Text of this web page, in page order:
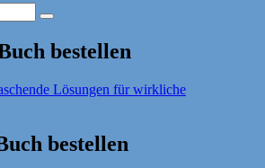
Suche
bestellen
bestellen